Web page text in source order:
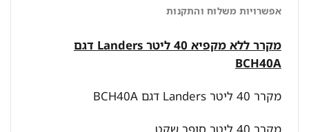
אפשרויות משלוח והתקנות
מקרר ללא מקפיא 40 ליטר Landers דגם
BCH40A
מקרר 40 ליטר Landers דגם BCH40A